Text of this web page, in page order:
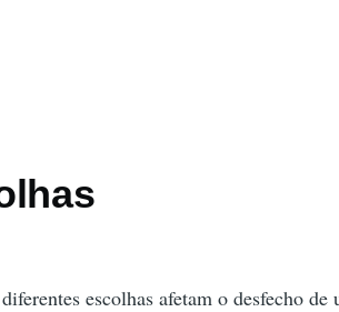
escolhas afetam o desfecho de